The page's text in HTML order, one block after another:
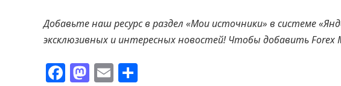
Добавьте наш ресурс в раздел «Мои источники» в системе
эксклюзивных и интересных новостей! Чтобы добавитьForex
F M E